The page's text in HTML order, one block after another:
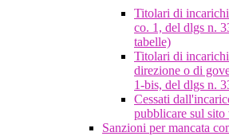
Titolari di
co. 1, del dlgs n.
tabelle)
Titolari di
direzione o di
1-bis, del dlgs n.
Cessati
pubblicare sul sito
Sanzioni per mancata